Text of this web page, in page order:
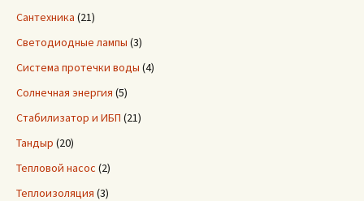
Сантехника (21)
Светодиодные лампы (3)
Система протечки воды (4)
Солнечная энергия (5)
Стабилизатор и ИБП (21)
Тандыр (20)
Тепловой насос (2)
Теплоизоляция (3)